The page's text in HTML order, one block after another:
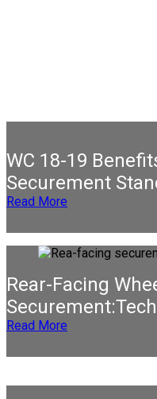
WC 18-19
Securement
Read More
Rear-Facing
Read More